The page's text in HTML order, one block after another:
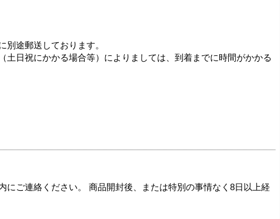
別途郵送しております。
日祝にかかる場合等）によりましては、到着までに時間がかかる
ご連絡ください。 商品開封後、または特別の事情なく8日以上経